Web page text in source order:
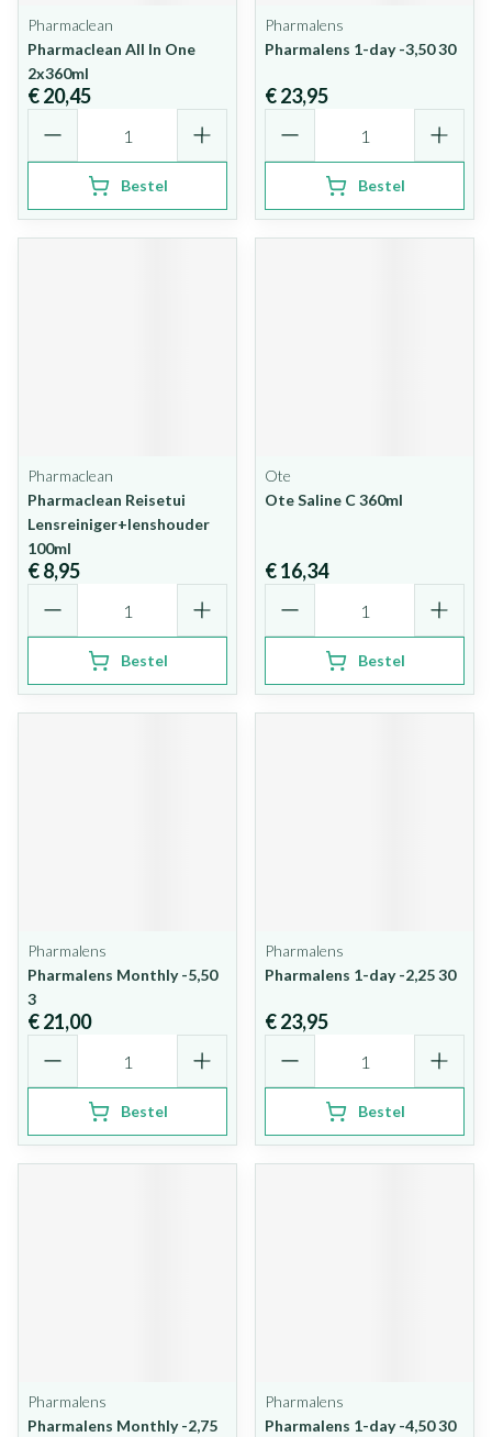
Pharmaclean
Pharmaclean All In One
2x360ml
€ 20,45
Bestel
Pharmalens
Pharmalens 1-day -3,50 30
€ 23,95
Bestel
Pharmaclean
Pharmaclean Reisetui
Lensreiniger+lenshouder
100ml
€ 8,95
Bestel
Ote
Ote Saline C 360ml
€ 16,34
Bestel
Pharmalens
Pharmalens Monthly -5,50
3
€ 21,00
Bestel
Pharmalens
Pharmalens 1-day -2,25 30
€ 23,95
Bestel
Pharmalens
Pharmalens Monthly -2,75
Pharmalens
Pharmalens 1-day -4,50 30